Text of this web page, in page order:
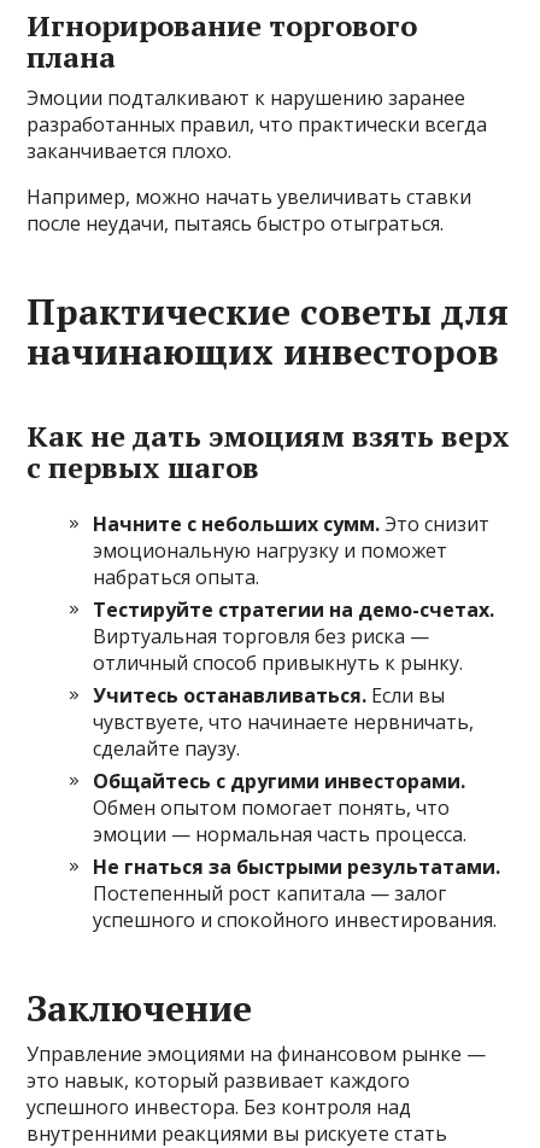
Игнорирование торгового
плана
Эмоции подталкивают к нарушению заранее
разработанных правил, что практически всегда
заканчивается плохо.
Например, можно начать увеличивать ставки
после неудачи, пытаясь быстро отыграться.
Практические советы для
начинающих инвесторов
Как не дать эмоциям взять верх
с первых шагов
Начните с небольших сумм.Это снизит
эмоциональную нагрузку и поможет
набраться опыта.
Тестируйте стратегии на демо-счетах.
Виртуальная торговля без риска —
отличный способ привыкнуть к рынку.
Учитесь останавливаться. Если вы
чувствуете, что начинаете нервничать,
сделайте паузу.
Общайтесь с другими инвесторами.
Обмен опытом помогает понять, что
эмоции — нормальная часть процесса.
Не гнаться за быстрыми результатами.
Постепенный рост капитала — залог
успешного и спокойного инвестирования.
Заключение
Управление эмоциями на финансовом рынке —
это навык, который развивает каждого
успешного инвестора. Без контроля над
внутренними реакциями вы рискуете стать